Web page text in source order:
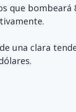
que bombeará
una clara